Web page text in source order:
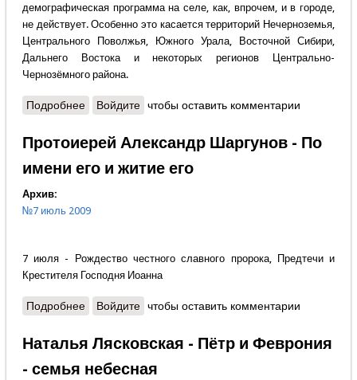
демографическая программа на селе, как, впрочем, и в городе,
не действует. Особенно это касается территорий Нечерноземья,
Центрального Поволжья, Южного Урала, Восточной Сибири,
Дальнего Востока и некоторых регионов Центрально-
Чернозёмного района.
Подробнеео Сергей Рогатко - Спасём ли мы русский сельский
Войдите чтобы оставить комментарии
Протоиерей Александр Шаргунов - По
имени его и житие его
Архив:
№7 июль 2009
7 июля - Рождество честного славного пророка, Предтечи и
Крестителя Господня Иоанна
Подробнеео Протоиерей Александр Шаргунов - По имени его
Войдите чтобы оставить комментарии
Наталья Лясковская - Пётр и Феврония
- семья небесная